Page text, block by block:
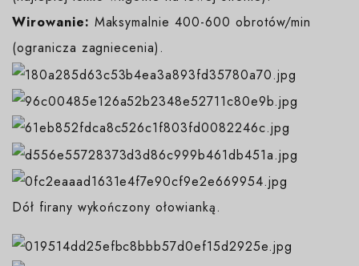
Wirowanie: Maksymalnie 400-600 obrotów/min
(ogranicza zagniecenia).
Dół firany wykończony ołowianką.